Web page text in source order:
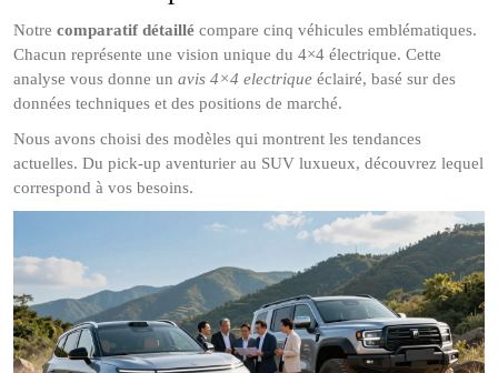
Notre comparatif détaillé compare cinq véhicules emblématiques.
Chacun représente une vision unique du 4×4 électrique. Cette
analyse vous donne un avis 4×4 electrique éclairé, basé sur des
données techniques et des positions de marché.
Nous avons choisi des modèles qui montrent les tendances
actuelles. Du pick-up aventurier au SUV luxueux, découvrez lequel
correspond à vos besoins.